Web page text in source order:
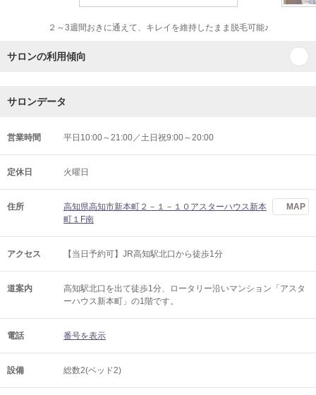
２～3週間おきに通えて、キレイを維持したまま脱毛可能♪
サロンの利用傾向
サロンデータ
営業時間 平日10:00～21:00／土日祝9:00～20:00
定休日 火曜日
住所
高知県高知市新本町２－１－１０アスターハウス新本
町１F南
MAP
アクセス 【当日予約可】JR高知駅北口から徒歩1分
道案内
高知駅北口を出て徒歩1分、ロータリー沿いマンション「アスタ
ーハウス新本町」の1階です。
電話 番号を表示
設備 総数2(ベッド2)